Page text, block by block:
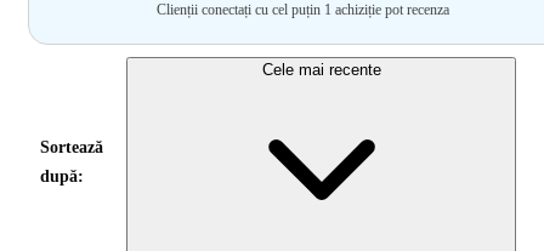
Clienții conectați cu cel puțin 1 achiziție pot recenza
Sortează
după:
Cele mai recente